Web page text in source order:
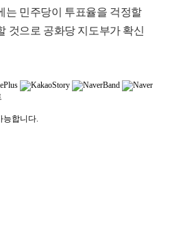
는 민주당이 투표율을 걱정할
것으로 공화당 지도부가 확신
능합니다.